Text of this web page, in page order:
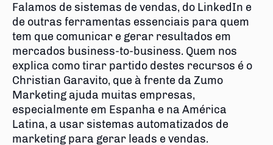
Falamos de sistemas de vendas, do LinkedIn e
de outras ferramentas essenciais para quem
tem que comunicar e gerar resultados em
mercados business-to-business. Quem nos
explica como tirar partido destes recursos é o
Christian Garavito, que à frente da Zumo
Marketing ajuda muitas empresas,
especialmente em Espanha e na América
Latina, a usar sistemas automatizados de
marketing para gerar leads e vendas.